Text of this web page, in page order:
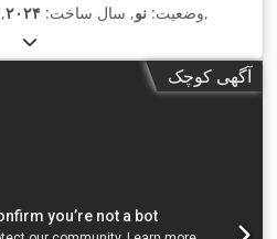
وضعیت: نو, سال ساخت: ۲۰۲۴ ,
آگهی کوچک